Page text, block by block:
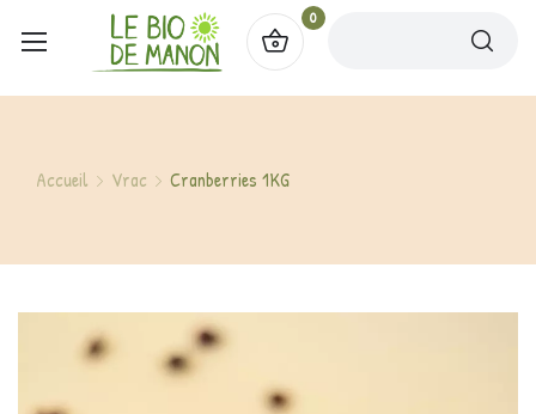
0
Accueil Vrac Cranberries 1KG